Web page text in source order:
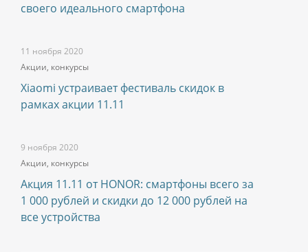
своего идеального смартфона
11 ноября 2020
Акции, конкурсы
Xiaomi устраивает фестиваль скидок в
рамках акции 11.11
9 ноября 2020
Акции, конкурсы
Акция 11.11 от HONOR: cмартфоны всего за
1 000 рублей и скидки до 12 000 рублей на
все устройства